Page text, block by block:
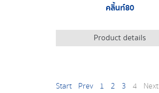
คลิ้นท์80
Product details
Start Prev 1 2 3 4 Next